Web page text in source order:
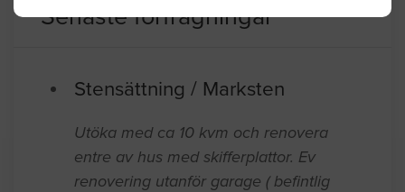
Senaste förfrågningar
Stensättning / Marksten
Utöka med ca 10 kvm och renovera
entre av hus med skifferplattor. Ev
renovering utanför garage ( befintlig